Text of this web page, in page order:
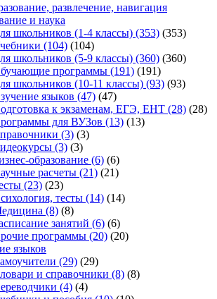
развлечение, навигация
и наука
школьников (1-4 классы) (353) (353)
(104) (104)
школьников (5-9 классы) (360) (360)
программы (191) (191)
школьников (10-11 классы) (93) (93)
языков (47) (47)
к экзаменам, ЕГЭ, ЕНТ (28) (28)
для ВУЗов (13) (13)
(3) (3)
(3) (3)
образование (6) (6)
расчеты (21) (21)
(23) (23)
тесты (14) (14)
(8) (8)
занятий (6) (6)
программы (20) (20)
языков
(29) (29)
и справочники (8) (8)
(4) (4)